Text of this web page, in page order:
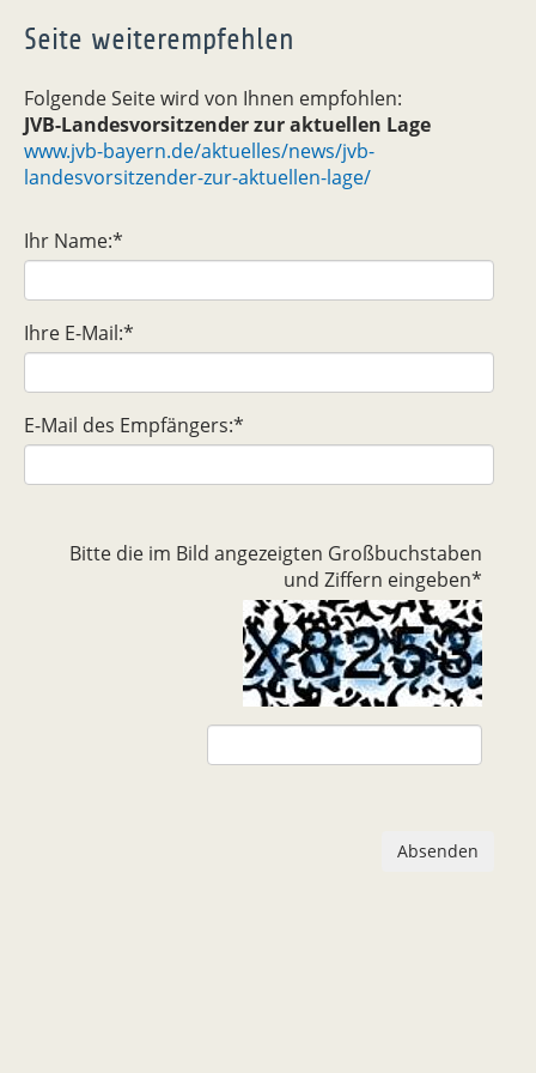
Seite weiterempfehlen
Folgende Seite wird von Ihnen empfohlen:
JVB-Landesvorsitzender zur aktuellen Lage
www.jvb-bayern.de/aktuelles/news/jvb-
landesvorsitzender-zur-aktuellen-lage/
Ihr Name:*
Ihre E-Mail:*
E-Mail des Empfängers:*
Bitte die im Bild angezeigten Großbuchstaben
und Ziffern eingeben*
Absenden